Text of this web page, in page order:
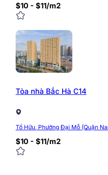
$10 - $11/m2
Tòa nhà Bắc Hà C14
Tố Hữu, Phường Đại Mỗ (Quận
$10 - $11/m2